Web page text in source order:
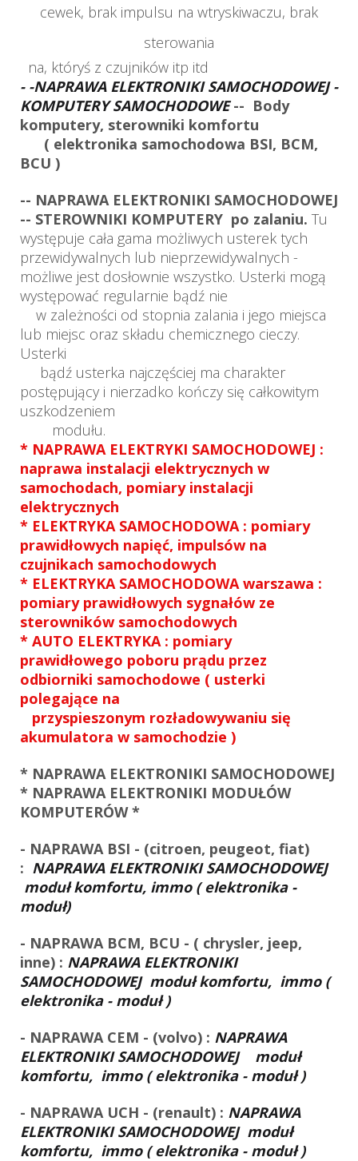
cewek, brak impulsu na wtryskiwaczu, brak
sterowania
na, któryś z czujników itp itd
- -NAPRAWA ELEKTRONIKI SAMOCHODOWEJ -
KOMPUTERY SAMOCHODOWE-- Body
komputery, sterowniki komfortu
( elektronika samochodowa BSI, BCM,
BCU )
-- NAPRAWA ELEKTRONIKI SAMOCHODOWEJ
-- STEROWNIKI KOMPUTERY po zalaniu. Tu
występuje cała gama możliwych usterek tych
przewidywalnych lub nieprzewidywalnych -
możliwe jest dosłownie wszystko. Usterki mogą
występować regularnie bądź nie
w zależności od stopnia zalania i jego miejsca
lub miejsc oraz składu chemicznego cieczy.
Usterki
bądź usterka najczęściej ma charakter
postępujący i nierzadko kończy się całkowitym
uszkodzeniem
modułu.
* NAPRAWA ELEKTRYKI SAMOCHODOWEJ :
naprawa instalacji elektrycznych w
samochodach, pomiary instalacji
elektrycznych
* ELEKTRYKA SAMOCHODOWA : pomiary
prawidłowych napięć, impulsów na
czujnikach samochodowych
* ELEKTRYKA SAMOCHODOWA warszawa :
pomiary prawidłowych sygnałów ze
sterowników samochodowych
* AUTO ELEKTRYKA : pomiary
prawidłowego poboru prądu przez
odbiorniki samochodowe ( usterki
polegające na
przyspieszonym rozładowywaniu się
akumulatora w samochodzie )
* NAPRAWA ELEKTRONIKI SAMOCHODOWEJ
* NAPRAWA ELEKTRONIKI MODUŁÓW
KOMPUTERÓW *
- NAPRAWA BSI - (citroen, peugeot, fiat)
: NAPRAWA ELEKTRONIKI SAMOCHODOWEJ
moduł komfortu, immo ( elektronika -
moduł)
- NAPRAWA BCM, BCU - ( chrysler, jeep,
inne) : NAPRAWA ELEKTRONIKI
SAMOCHODOWEJ moduł komfortu, immo (
elektronika - moduł )
- NAPRAWA CEM - (volvo) : NAPRAWA
ELEKTRONIKI SAMOCHODOWEJ moduł
komfortu, immo ( elektronika - moduł )
- NAPRAWA UCH - (renault) : NAPRAWA
ELEKTRONIKI SAMOCHODOWEJ moduł
komfortu, immo ( elektronika - moduł )